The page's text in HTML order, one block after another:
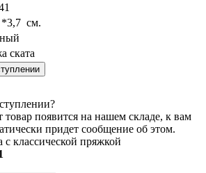
*3,7 см.
ската
товар появится на нашем складе, к вам
придет сообщение об этом.
с классической пряжкой